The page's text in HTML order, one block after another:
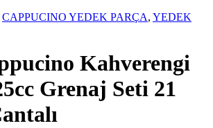
CAPPUCINO YEDEK PARÇA, YEDEK
Kahverengi
Grenaj Seti 21